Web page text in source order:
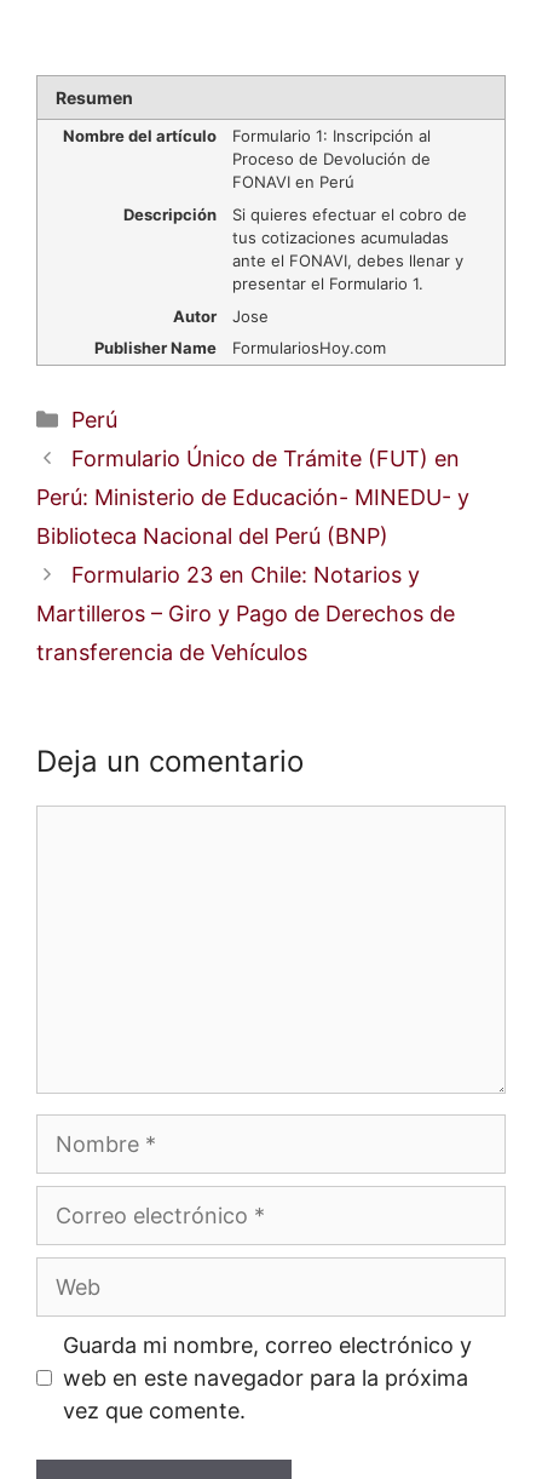
Resumen
Nombre del artículo
Formulario 1: Inscripción al
Proceso de Devolución de
FONAVI en Perú
Descripción
Si quieres efectuar el cobro de
tus cotizaciones acumuladas
ante el FONAVI, debes llenar y
presentar el Formulario 1.
Autor
Jose
Publisher Name
FormulariosHoy.com
Categorías
Perú
Formulario Único de Trámite (FUT) en
Perú: Ministerio de Educación- MINEDU- y
Biblioteca Nacional del Perú (BNP)
Formulario 23 en Chile: Notarios y
Martilleros – Giro y Pago de Derechos de
transferencia de Vehículos
Deja un comentario
Correo
Guarda mi nombre, correo electrónico y
web en este navegador para la próxima
vez que comente.